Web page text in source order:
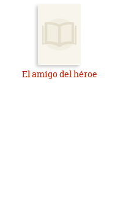
El amigo del héroe